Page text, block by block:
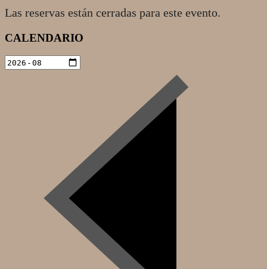
Las reservas están cerradas para este evento.
2022-
15
CALENDARIO